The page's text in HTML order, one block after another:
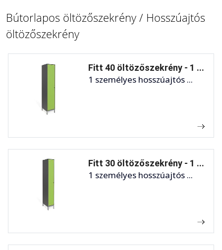
Bútorlapos öltözőszekrény / Hosszúajtós
öltözőszekrény
Fitt 40 öltözőszekrény - 1 ...
1 személyes hosszúajtós ...
Fitt 30 öltözőszekrény - 1 ...
1 személyes hosszúajtós ...